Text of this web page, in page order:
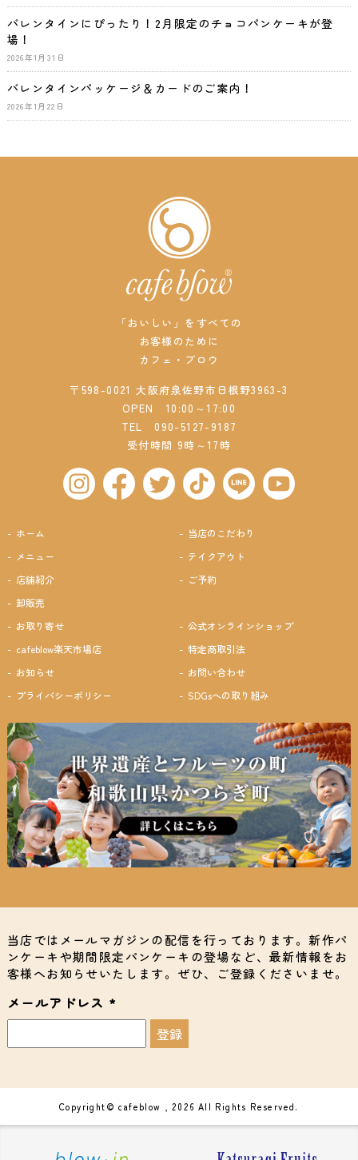
バレンタインにぴったり！2月限定のチョコパンケーキが登
場！
2026年1月31日
バレンタインパッケージ＆カードのご案内！
2026年1月22日
「おいしい」をすべての
お客様のために
カフェ・ブロウ
〒598-0021 大阪府泉佐野市日根野3963-3
OPEN 10:00～17:00
TEL090-5127-9187
受付時間 9時～17時
ホーム
当店のこだわり
メニュー
テイクアウト
店舗紹介
ご予約
卸販売
お取り寄せ
公式オンラインショップ
cafeblow楽天市場店
特定商取引法
お知らせ
お問い合わせ
プライバシーポリシー
SDGsへの取り組み
当店ではメールマガジンの配信を行っております。新作パ
ンケーキや期間限定パンケーキの登場など、最新情報をお
客様へお知らせいたします。ぜひ、ご登録くださいませ。
メールアドレス *
Copyright© cafeblow , 2026 All Rights Reserved.